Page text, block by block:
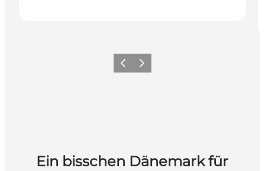
ZurückWeiter
Ein bisschen Dänemark für